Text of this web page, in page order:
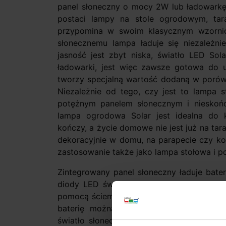
panel słoneczny o mocy 2W lub
postaci lampy na stole ogrodowym,
przypomina w swoim klasycznym
słonecznemu lampa ładuje się
jasność jest zbyt niska, światło LED
ładowarki, jest więc zawsze gotowa do
tworzy specjalną wartość dodaną w
Niezależnie od tego, czy jest to lampa
potężnym panelem słonecznym i
lampa ogrodowa Solar jest idealna do
kończy, a życie domowe nie jest już na
dekoracyjnie w domu, na parapecie czy
zastosowanie także jako lampa stołowa i
Zintegrowany panel słoneczny ładuje
diody LED świeciły jasno od zmierzchu.
pomocą ściemniacza dotykowego. W
baterię można dodatkowo naładować
światło słoneczne wykonane z